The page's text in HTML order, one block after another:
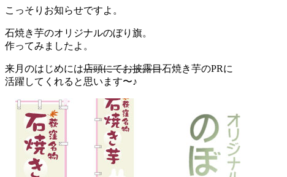
こっそりお知らせですよ。
石焼き芋のオリジナルのぼり旗。
作ってみましたよ。
来月のはじめには店頭にてお披露目石焼き芋のPRに
活躍してくれると思います〜♪